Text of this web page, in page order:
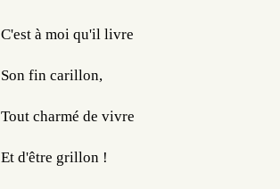
C'est à moi qu'il livre
Son fin carillon,
Tout charmé de vivre
Et d'être grillon !